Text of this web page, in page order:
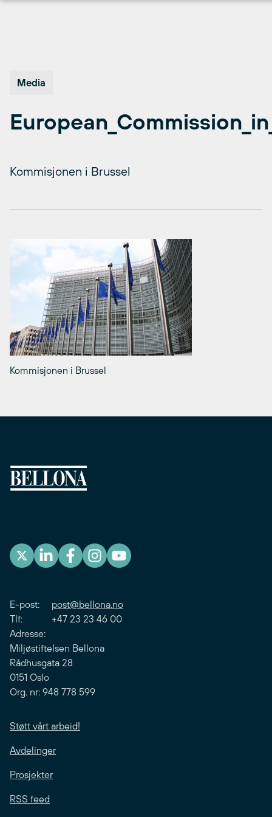
Media
Kommisjonen i Brussel
Kommisjonen i Brussel
E-post: post@bellona.no
Tlf: +47 23 23 46 00
Adresse:
Miljøstiftelsen Bellona
Rådhusgata 28
0151 Oslo
Org. nr: 948 778 599
Støtt vårt arbeid!
Avdelinger
Prosjekter
RSS feed